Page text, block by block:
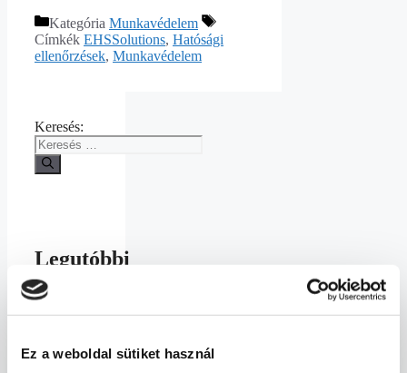
Ez a weboldal sütiket használ
Kategória Munkavédelem
Címkék EHSSolutions, Hatósági
ellenőrzések, Munkavédelem
Keresés:
Legutóbbi
bejegyzések
helyett